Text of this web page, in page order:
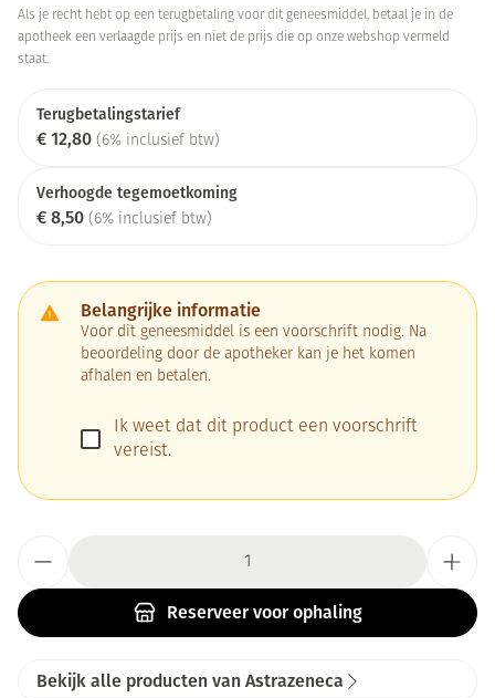
Als je recht hebt op een terugbetaling voor dit geneesmiddel, betaal je in de
apotheek een verlaagde prijs en niet de prijs die op onze webshop vermeld
staat.
Terugbetalingstarief
€ 12,80 (6% inclusief btw)
Verhoogde tegemoetkoming
€ 8,50 (6% inclusief btw)
Belangrijke informatie
Voor dit geneesmiddel is een voorschrift nodig. Na
beoordeling door de apotheker kan je het komen
afhalen en betalen.
Ik weet dat dit product een voorschrift
vereist.
Reserveervoor ophaling
Bekijk alle producten van Astrazeneca